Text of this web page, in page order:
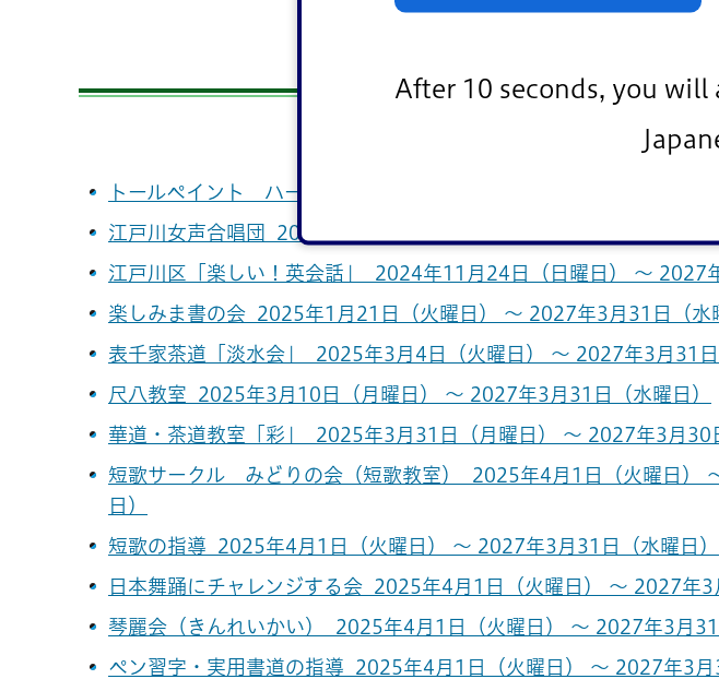
After 10 seconds, you
2025年7月10
トールペイント ハートローズ 2023年4月1日（土曜日） ～ 2027年
江戸川女声合唱団 2024年11月14日（木曜日） ～ 2027年4月1日（
江戸川区「楽しい！英会話」 2024年11月24日（日曜日） ～ 2027
楽しみま書の会 2025年1月21日（火曜日） ～ 2027年3月31日（水
表千家茶道「淡水会」 2025年3月4日（火曜日） ～ 2027年3月31日
尺八教室 2025年3月10日（月曜日） ～ 2027年3月31日（水曜日）
華道・茶道教室「彩」 2025年3月31日（月曜日） ～ 2027年3月30
短歌サークル みどりの会（短歌教室） 2025年4月1日（火曜日）
日）
短歌の指導 2025年4月1日（火曜日） ～ 2027年3月31日（水曜日）
日本舞踊にチャレンジする会 2025年4月1日（火曜日） ～ 2027年3
琴麗会（きんれいかい） 2025年4月1日（火曜日） ～ 2027年3月31
ペン習字・実用書道の指導 2025年4月1日（火曜日） ～ 2027年3月